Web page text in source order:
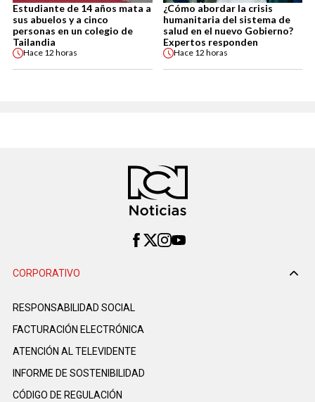
Estudiante de 14 años mata a
sus abuelos y a cinco
personas en un colegio de
Tailandia
Hace 12 horas
¿Cómo abordar la crisis
humanitaria del sistema de
salud en el nuevo Gobierno?
Expertos responden
Hace 12 horas
CORPORATIVO
RESPONSABILIDAD SOCIAL
FACTURACIÓN ELECTRÓNICA
ATENCIÓN AL TELEVIDENTE
INFORME DE SOSTENIBILIDAD
CÓDIGO DE REGULACIÓN